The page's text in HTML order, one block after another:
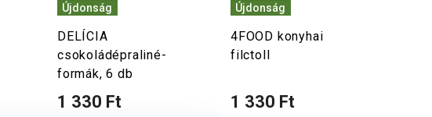
Újdonság
DELÍCIA
csokoládépraliné-
formák, 6 db
1 330 Ft
Újdonság
4FOOD konyhai
filctoll
1 330 Ft